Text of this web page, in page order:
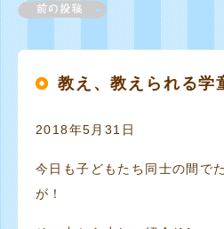
教え、教えられる学
2018年5月31日
今日も子どもたち同士の間で
が！